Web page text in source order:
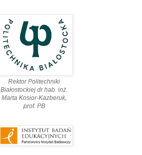
Rektor Politechniki
Białostockiej dr hab. inż.
Marta Kosior-Kazberuk,
prof. PВ